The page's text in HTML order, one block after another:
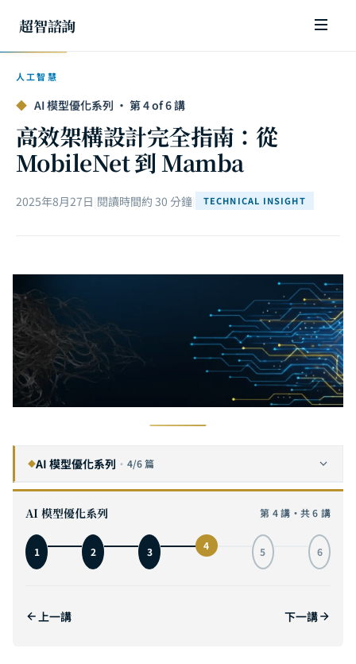
超智諮詢
人工智慧
◆ AI 模型優化系列 · 第 4 of 6 講
高效架構設計完全指南：從
MobileNet 到 Mamba
2025年8月27日 閱讀時間約 30 分鐘 TECHNICAL INSIGHT
◆AI 模型優化系列 · 4/6 篇
2
模型量化（Quantization）完全指南：用 4 個位元裝下 70B 模型，從 INT8 到 GGUF 的實戰解析
5 動態計算（Dynamic Computation）完全指南：從 MoE 混合專家到 Speculative Decoding，讓 AI 按需分配算力
AI 模型優化系列 第 4 講・共 6 講
1 2 3 4 5 6
上一講 下一講